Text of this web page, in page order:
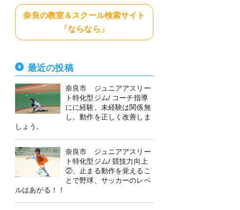
奈良の教室＆スクール検索サイト
「ならなら」
最近の投稿
奈良市 ジュニアアスリー
ト特化型ジム/ コーチ指導
にに経験、未経験は関係無
し。動作を正しく改善しま
しょう。
奈良市 ジュニアアスリー
ト特化型ジム/ 競技力向上
②、止まる動作を覚えるこ
とで野球、サッカーのレベ
ルはあがる！！